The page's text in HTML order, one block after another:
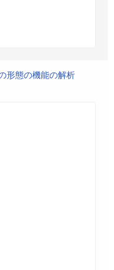
形態の機能の解析